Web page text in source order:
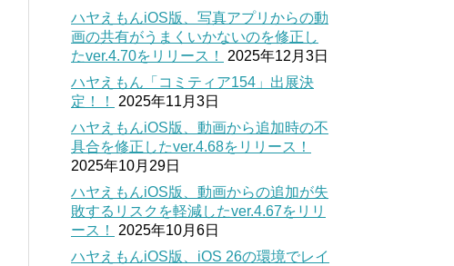
ハヤえもんiOS版、写真アプリからの動
画の共有がうまくいかないのを修正し
たver.4.70をリリース！
2025年12月3日
ハヤえもん「コミティア154」出展決
定！！
2025年11月3日
ハヤえもんiOS版、動画から追加時の不
具合を修正したver.4.68をリリース！
2025年10月29日
ハヤえもんiOS版、動画からの追加が失
敗するリスクを軽減したver.4.67をリリ
ース！
2025年10月6日
ハヤえもんiOS版、iOS 26の環境でレイ